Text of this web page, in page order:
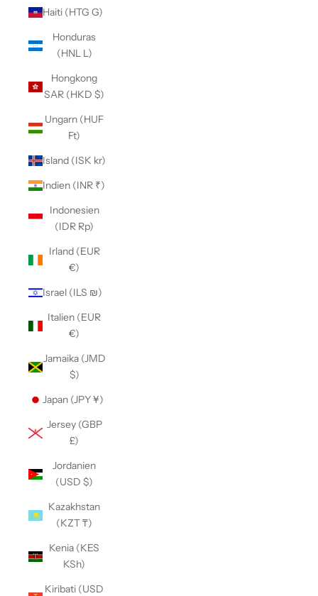
Haiti (HTG G)
Honduras
(HNL L)
Hongkong
SAR (HKD $)
Ungarn (HUF
Ft)
Island (ISK kr)
Indien (INR ₹)
Indonesien
(IDR Rp)
Irland (EUR
€)
Israel (ILS ₪)
Italien (EUR
€)
Jamaika (JMD
$)
Japan (JPY ¥)
Jersey (GBP
£)
Jordanien
(USD $)
Kazakhstan
(KZT ₸)
Kenia (KES
KSh)
Kiribati (USD